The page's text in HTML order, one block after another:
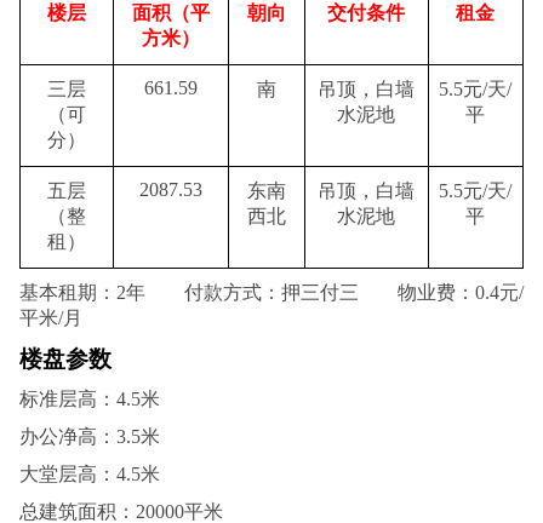
楼层
面积（平
方米）
朝向 交付条件 租金
三层
（可
分）
661.59 南
吊顶，白墙
水泥地
5.5元/天/
平
五层
（整
租）
2087.53
东南
西北
吊顶，白墙
水泥地
5.5元/天/
平
基本租期： 2年 付款方式：押三付三 物业费： 0.4元/
平米/月
楼盘参数
标准层高：4.5米
办公净高：3.5米
大堂层高：4.5米
总建筑面积：20000平米